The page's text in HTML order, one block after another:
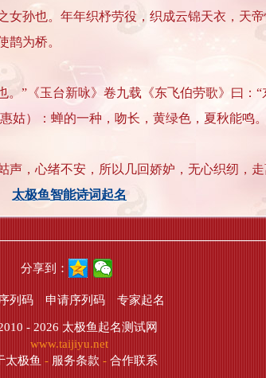
也。年年织杼劳役，织成云锦天衣，天
鹊为桥。
”《玉台新咏》卷九载《东飞伯劳歌》曰：
：蝉的一种，吻长，黄绿色，夏秋能鸣
心绪不安，所以几回娇妒，无心织纫，走
太极鱼智能诗词起名
分享到：
列码 申请序列码 专家起名
- 2026 太极鱼起名测试网
www.taijiyu.net
太极鱼 - 服务条款 - 合作联系